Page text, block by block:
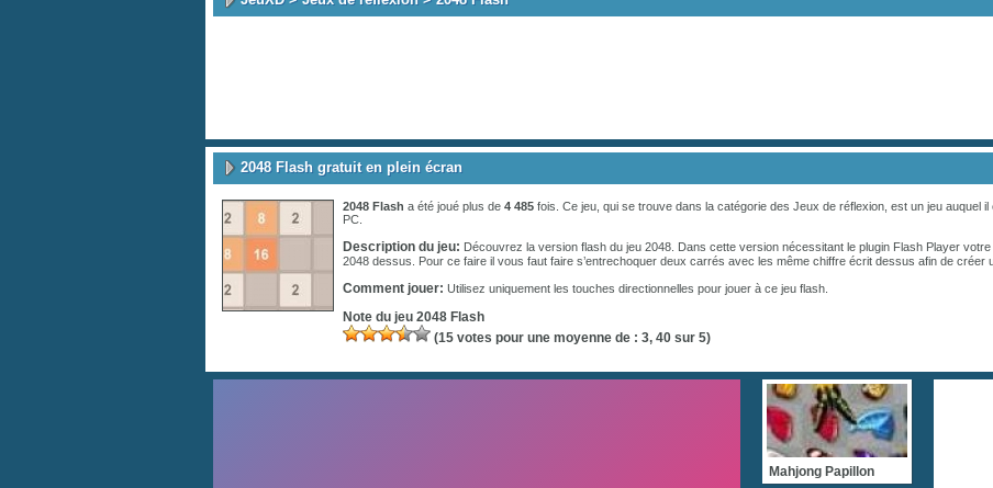
2048 Flash gratuit en plein écran
2048 Flash a été joué plus de 4 485 fois. Ce jeu, qui se trouve dans la catégorie des Jeux de réflexion , est un jeu auquel
PC.
Description du jeu: Découvrez la version flash du jeu 2048. Dans cette version nécessitant le plugin Flash Player
2048 dessus. Pour ce faire il vous faut faire s’entrechoquer deux carrés avec les même chiffre écrit dessus afin de créer
Comment jouer: Utilisez uniquement les touches directionnelles pour jouer à ce jeu flash.
Note du jeu 2048 Flash
(15 votes pour une moyenne de : 3, 40 sur 5)
Mahjong Papillon